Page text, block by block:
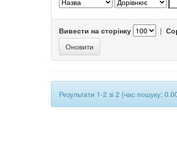
Вивести на сторінку |
Результати 1-2 зі 2 (час пошуку: